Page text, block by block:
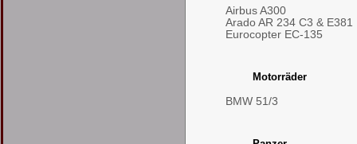
Airbus A300
Arado AR 234 C3 & E381
Eurocopter EC-135
Motorräder
BMW 51/3